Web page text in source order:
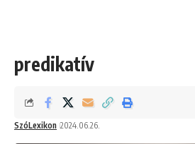
predikatív
SzóLexikon 2024.06.26.